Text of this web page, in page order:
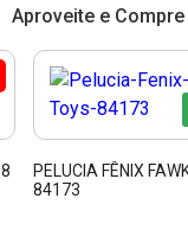
Aproveite e Compre
PELUCIA FÊNIX
84173